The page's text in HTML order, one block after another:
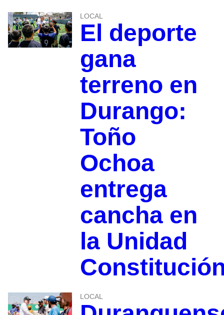
LOCAL
El deporte
gana
terreno en
Durango:
Toño
Ochoa
entrega
cancha en
la Unidad
LOCAL